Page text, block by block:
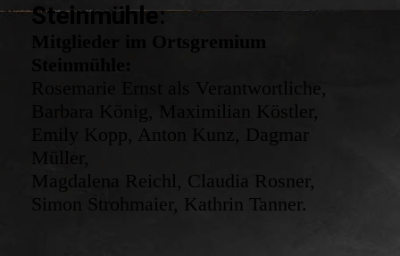
Steinmühle:
Mitglieder im Ortsgremium
Rosemarie Ernst als Verantwortliche,
Barbara König, Maximilian Köstler,
Emily Kopp, Anton Kunz, Dagmar
Müller,
Magdalena Reichl, Claudia Rosner,
Simon Strohmaier, Kathrin Tanner.